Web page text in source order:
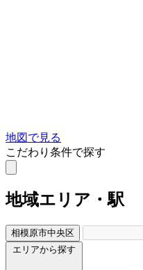
地図で見る
こだわり条件で探す
地域エリア・駅
相模原市中央区
エリアから探す